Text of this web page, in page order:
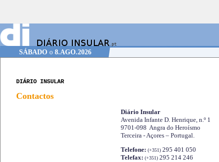
SÁBADOo 8.AGO.2026
DIÁRIO INSULAR
Contactos
Diário Insular
Avenida Infante D. Henrique, n.º 1
9701-098 Angra do Heroísmo
Terceira - Açores – Portugal.
Telefone: (+351) 295 401 050
Telefax: (+351) 295 214 246